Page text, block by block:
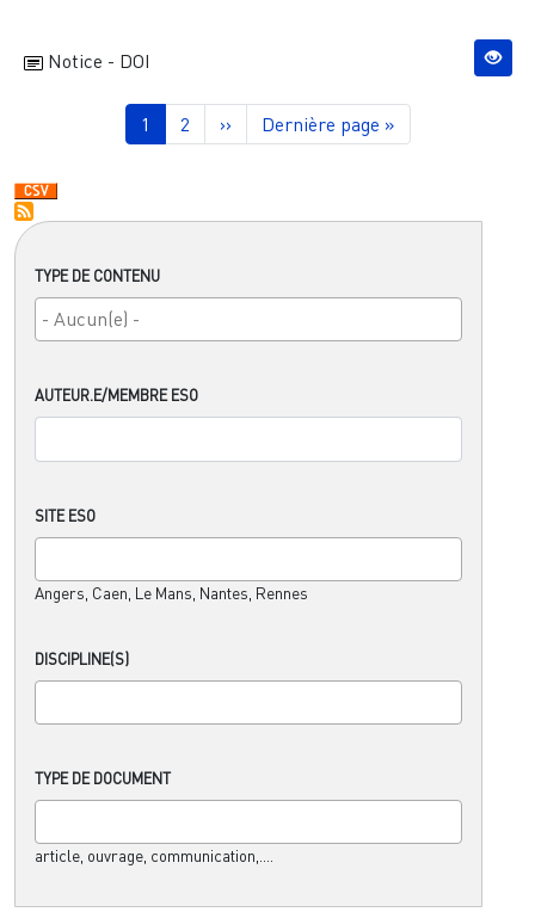
TYPE DE CONTENU
AUTEUR.E/MEMBRE ESO
SITE ESO
Angers, Caen, Le Mans, Nantes, Rennes
DISCIPLINE(S)
TYPE DE DOCUMENT
article, ouvrage, communication,....
Notice - DOI
Pagination
Page courante
1 Page
2 Page suivante
›› Dernière page
Dernière page »